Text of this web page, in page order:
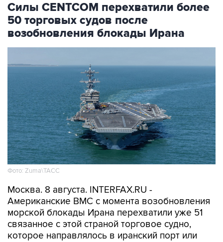
Силы CENTCOM перехватили более
50 торговых судов после
возобновления блокады Ирана
Фото: Zuma\ТАСС
Москва. 8 августа. INTERFAX.RU -
Американские ВМС с момента возобновления
морской блокады Ирана перехватили уже 51
связанное с этой страной торговое судно,
которое направлялось в иранский порт или